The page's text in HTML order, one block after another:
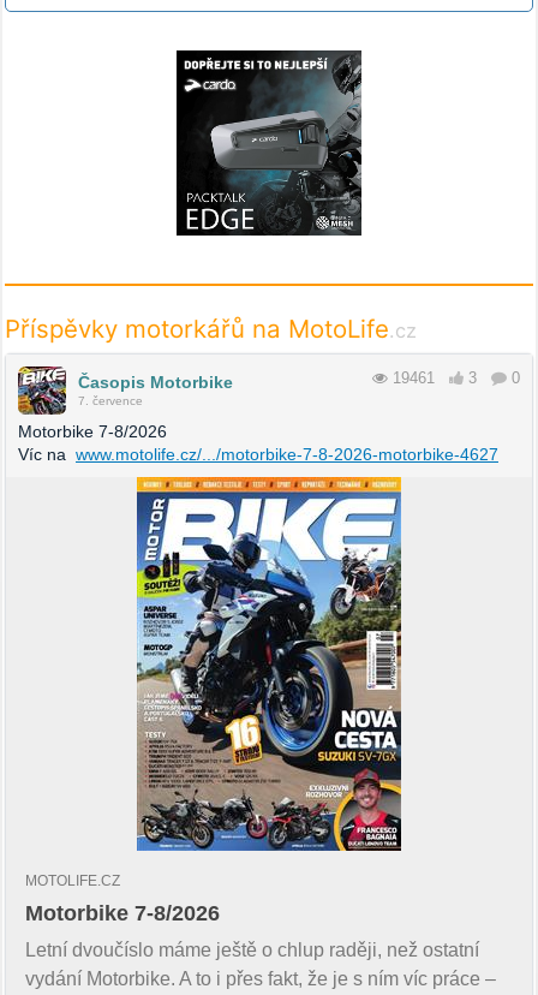
Příspěvky motorkářů na MotoLife.cz
Časopis Motorbike
7. července
19461 3 0
Motorbike 7-8/2026
Víc na www.motolife.cz/.../motorbike-7-8-2026-motorbike-4627
MOTOLIFE.CZ
Motorbike 7-8/2026
Letní dvoučíslo máme ještě o chlup raději, než ostatní
vydání Motorbike. A to i přes fakt, že je s ním víc práce –